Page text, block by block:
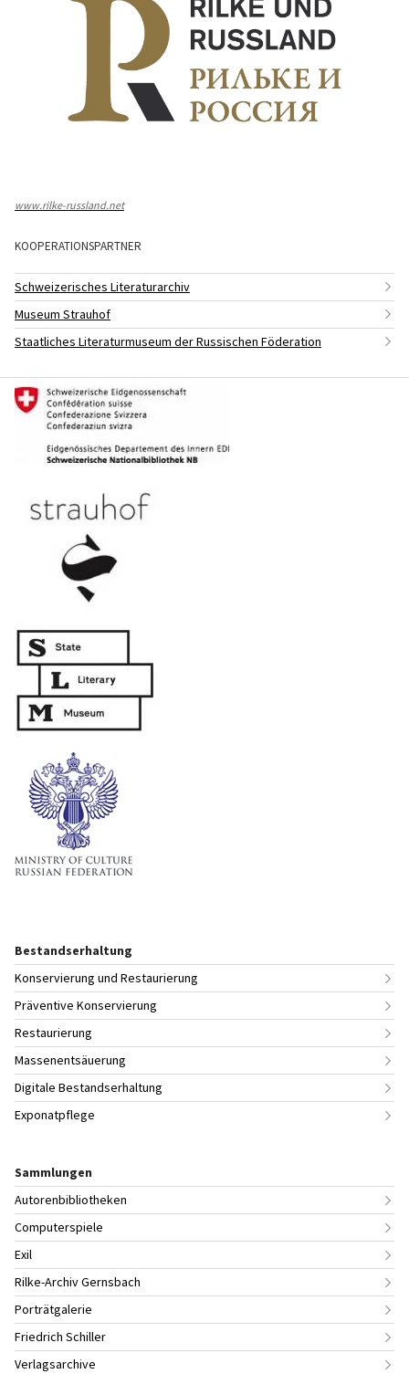
www.rilke-russland.net
KOOPERATIONSPARTNER
Schweizerisches Literaturarchiv
Museum Strauhof
Staatliches Literaturmuseum der Russischen Föderation
Bestandserhaltung
Konservierung und Restaurierung
Präventive Konservierung
Restaurierung
Massenentsäuerung
Digitale Bestandserhaltung
Exponatpflege
Sammlungen
Autorenbibliotheken
Computerspiele
Exil
Rilke-Archiv Gernsbach
Porträtgalerie
Friedrich Schiller
Verlagsarchive